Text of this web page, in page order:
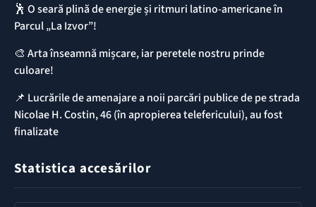
🕺 O seară plină de energie și ritmuri latino-americane în
Parcul „La Izvor”!
🎨 Arta înseamnă mișcare, iar peretele nostru prinde
culoare!
📌 ​Lucrările de amenajare a noii parcări publice de pe strada
Nicolae H. Costin, 46 (în apropierea telefericului), au fost
finalizate
Statistica accesărilor